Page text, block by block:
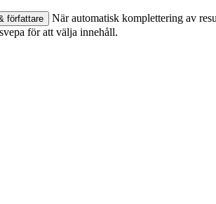
När automatisk komplettering av
för att välja innehåll.